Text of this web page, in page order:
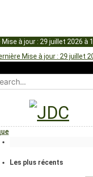
Mise à jour : 29 juillet
Mise à jour : 29 juillet 2026 à
Les plus récents